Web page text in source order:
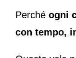
Perchéogni
con tempo,